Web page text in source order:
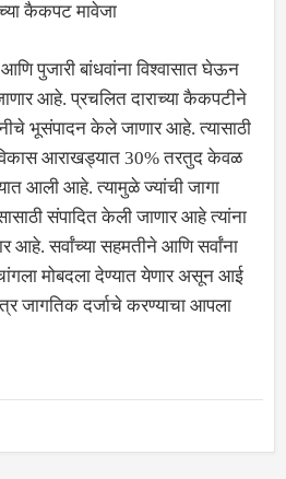
कैकपट मावेजा
पुजारी बांधवांना विश्वासात घेऊन
आहे. प्रचलित दाराच्या कैकपटीने
भूसंपादन केले जाणार आहे. त्यासाठी
आराखड्यात 30% तरतुद केवळ
आली आहे. त्यामुळे ज्यांची जागा
संपादित केली जाणार आहे त्यांना
आहे. सर्वांच्या सहमतीने आणि सर्वांना
मोबदला देण्यात येणार असून आई
जागतिक दर्जाचे करण्याचा आपला